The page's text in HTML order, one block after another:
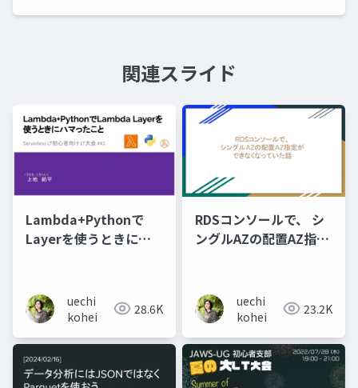
関連スライド
Lambda+Pythonで
Layerを使うときにハ
uechi
kohei
28.6K
RDSコンソールで、 シ
ングルAZの配置AZ指定
uechi
kohei
23.2K